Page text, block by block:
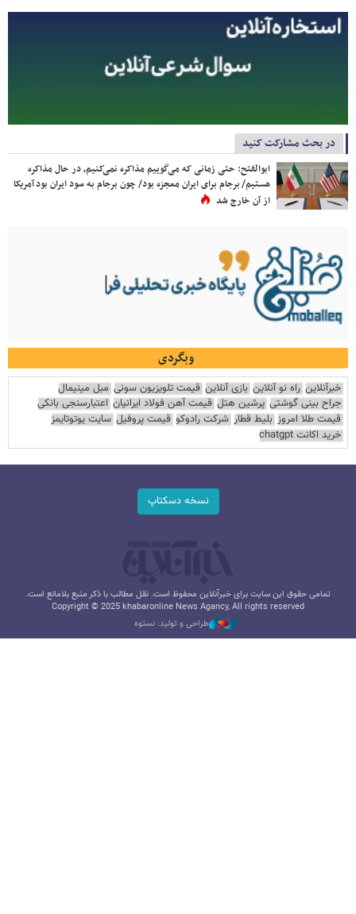
در بحث مشارکت کنید
ابوالفتح: حتی زمانی که می‌گوییم مذاکره نمی‌کنیم، در حال مذاکره
هستیم/ برجام برای ایران معجزه بود/ چون برجام به سود ایران بود آمریکا
از آن خارج شد
وبگردی
خبرآنلاین راه نو آنلاین بازی آنلاین قیمت تلویزیون سونی مبل مینیمال
جراح بینی گوشتی پرشین هتل قیمت آهن فولاد ایرانیان اعتبارسنجی بانکی
قیمت طلا امروز بلیط قطار شرکت رادوکو قیمت پروفیل سایت یوتوتایمز
خرید اکانت chatgpt
نسخه دسکتاپ
تمامی حقوق این سایت برای خبرآنلاین محفوظ است. نقل مطالب با ذکر منبع بلامانع است.
Copyright © 2025 khabaronline News Agancy, All rights reserved
طراحی و تولید: نستوه